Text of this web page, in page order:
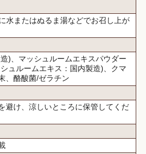
水またはぬるま湯などでお召し上が
)、マッシュルームエキスパウダー
ュルームエキス：国内製造)、クマ
、酪酸菌/ゼラチン
避け、涼しいところに保管してくだ